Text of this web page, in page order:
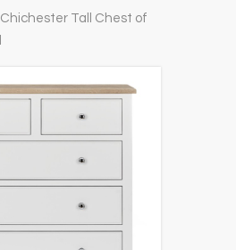
Chichester Tall Chest of